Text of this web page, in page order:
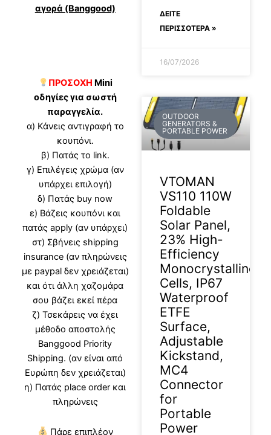
αγορά (Banggood)
ΠΡΟΣΟΧΗ Mini
οδηγίες για σωστή
παραγγελία.
α) Κάνεις αντιγραφή το
κουπόνι.
β) Πατάς το link.
γ) Επιλέγεις χρώμα (αν
υπάρχει επιλογή)
δ) Πατάς buy now
ε) Βάζεις κουπόνι και
πατάς apply (αν υπάρχει)
στ) Σβήνεις shipping
insurance (αν πληρώνεις
με paypal δεν χρειάζεται)
και ότι άλλη χαζομάρα
σου βάζει εκεί πέρα
ζ) Τσεκάρεις να έχει
μέθοδο αποστολής
Banggood Priority
Shipping. (αν είναι από
Ευρώπη δεν χρειάζεται)
η) Πατάς place order και
πληρώνεις
Πάρε επιπλέον
ΔΕΊΤΕ
ΠΕΡΙΣΣΟΤΕΡΑ »
16/07/2026
OUTDOOR
GENERATORS &
PORTABLE POWER
VTOMAN
VS110 110W
Foldable
Solar Panel,
23% High-
Efficiency
Monocrystalline
Cells, IP67
Waterproof
ETFE
Surface,
Adjustable
Kickstand,
MC4
Connector
for
Portable
Power